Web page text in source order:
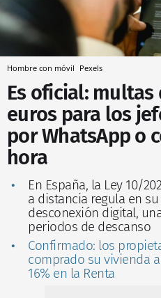
Hombre con móvil Pexels
Es oficial: multas
euros para los
por WhatsApp o
hora
En España, la Ley 10/
a distancia regula en
desconexión digital,
periodos de descanso
Confirmado: los
comprado su vivienda
16% en la Renta